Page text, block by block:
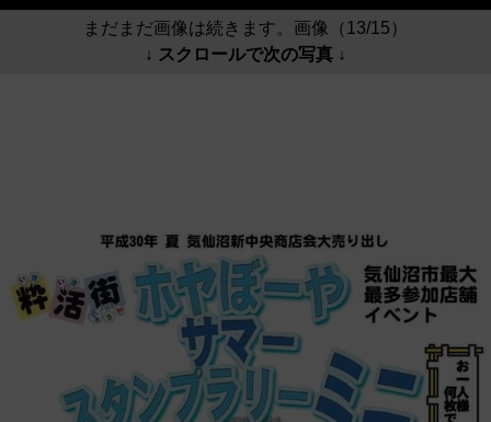
まだまだ画像は続きます。画像（13/15）
↓ スクロールで次の写真 ↓